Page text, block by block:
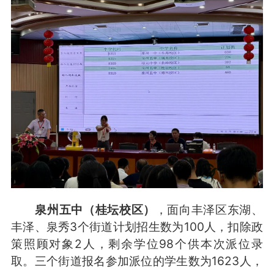
泉州五中（桂坛校区）
，面向丰泽区东湖、
丰泽、泉秀3个街道计划招生数为100人，扣除政
策照顾对象2人，剩余学位98个供本次派位录
取。三个街道报名参加派位的学生数为1623人，